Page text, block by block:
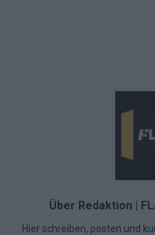
Über Redaktion |
Hier schreiben, posten und